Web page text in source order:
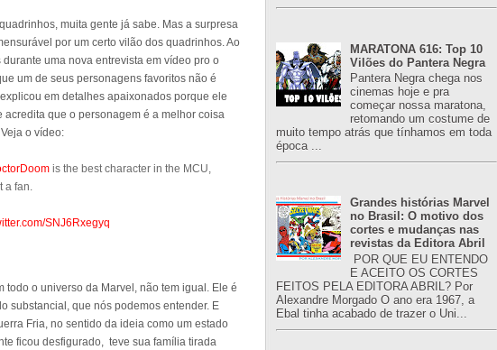
muita gente já sabe. Mas a surpresa
por um certo vilão dos quadrinhos. Ao
uma nova entrevista em vídeo pro o
um de seus personagens favoritos não é
em detalhes apaixonados porque ele
que o personagem é a melhor coisa
o vídeo:
is the best character in the MCU,
a fan.
SNJ6Rxegyq
o universo da Marvel, não tem igual. Ele é
substancial, que nós podemos entender. E
Fria, no sentido da ideia como um estado
ficou desfigurado, teve sua família tirada
MARATONA 616: Top 10
Vilões do Pantera Negra
Pantera Negra chega nos
cinemas hoje e pra
começar nossa maratona,
retomando um costume de
muito tempo atrás que tínhamos em toda
época ...
Grandes histórias Marvel
no Brasil: O motivo dos
cortes e mudanças nas
revistas da Editora Abril
POR QUE EU ENTENDO
E ACEITO OS CORTES
FEITOS PELA EDITORA ABRIL? Por
Alexandre Morgado O ano era 1967, a
Ebal tinha acabado de trazer o Uni...